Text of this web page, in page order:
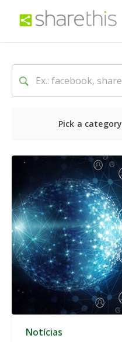
Pick a category
O mais recente
Notícias